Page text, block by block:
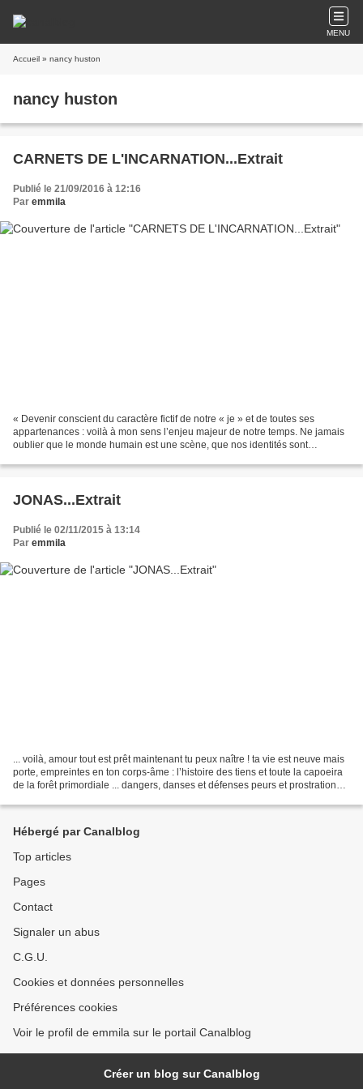
MENU
Accueil » nancy huston
nancy huston
CARNETS DE L'INCARNATION...Extrait
Publié le 21/09/2016 à 12:16
Par emmila
« Devenir conscient du caractère fictif de notre « je » et de toutes ses
appartenances : voilà à mon sens l’enjeu majeur de notre temps. Ne jamais
oublier que le monde humain est une scène, que nos identités sont
JONAS...Extrait
Publié le 02/11/2015 à 13:14
Par emmila
... voilà, amour tout est prêt maintenant tu peux naître ! ta vie est neuve mais
porte, empreintes en ton corps-âme : l’histoire des tiens et toute la capoeira
de la forêt primordiale ... dangers, danses et défenses peurs et prostrations
Hébergé par Canalblog
Top articles
Pages
Contact
Signaler un abus
C.G.U.
Cookies et données personnelles
Préférences cookies
Voir le profil de emmila sur le portail Canalblog
Créer un blog sur Canalblog